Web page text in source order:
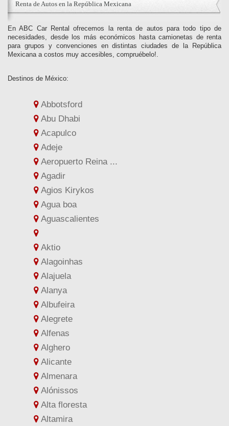
Renta de Autos en la República Mexicana
En ABC Car Rental ofrecemos la renta de autos para todo tipo de
necesidades, desde los más económicos hasta camionetas de renta
para grupos y convenciones en distintas ciudades de la República
Mexicana a costos muy accesibles, compruébelo!.
Destinos de México:
Abbotsford
Abu Dhabi
Acapulco
Adeje
Aeropuerto Reina ...
Agadir
Agios Kirykos
Agua boa
Aguascalientes
Aktio
Alagoinhas
Alajuela
Alanya
Albufeira
Alegrete
Alfenas
Alghero
Alicante
Almenara
Alónissos
Alta floresta
Altamira